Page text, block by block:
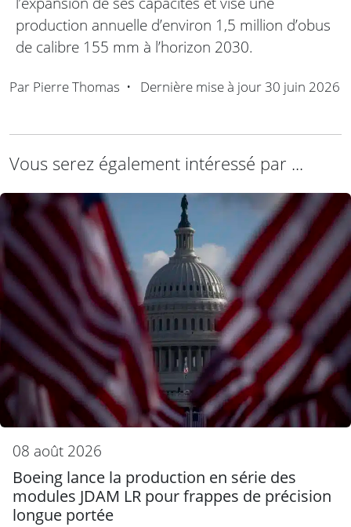
production annuelle d’environ 1,5 million d’obus
de calibre 155 mm à l’horizon 2030.
Par Pierre Thomas • Dernière mise à jour 30 juin 2026
Vous serez également intéressé par ...
08 août 2026
Boeing lance la production en série des
modules JDAM LR pour frappes de précision
longue portée